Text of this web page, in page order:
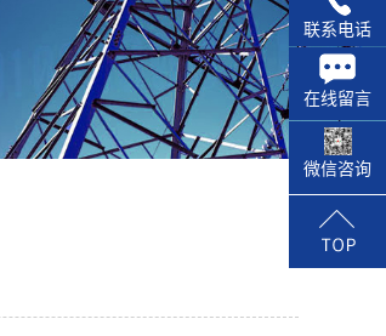
联系电话
在线留言
微信咨询